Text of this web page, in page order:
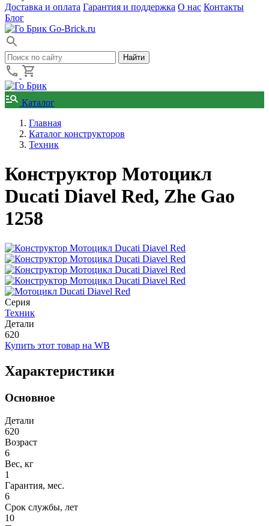
Доставка и оплата Гарантия и поддержка О нас Контакты
Блог
Go-Brick.ru
Каталог
Главная
Каталог конструкторов
Техник
Конструктор Мотоцикл
Ducati Diavel Red, Zhe Gao
1258
Серия
Техник
Детали
620
Купить этот товар на WB
Характеристики
Основное
Детали
620
Возраст
6
Вес, кг
1
Гарантия, мес.
6
Срок службы, лет
10